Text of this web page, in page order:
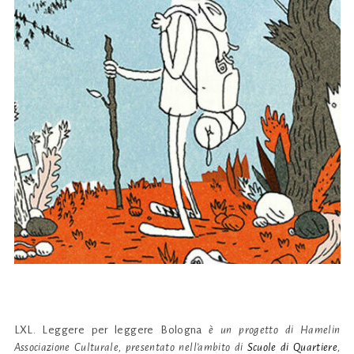
LXL. Leggere per leggere Bolognaè un progetto di Hamelin
Associazione Culturale, presentato nell’ambito di Scuole di Quartiere